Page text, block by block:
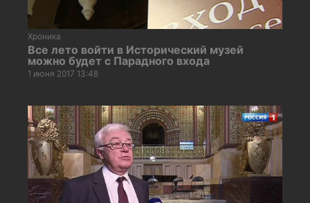
Хроника
Все лето войти в Исторический музей
можно будет с Парадного входа
1 июня 2017 13:48